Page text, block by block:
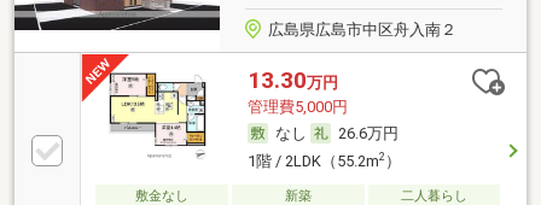
広島県広島市中区舟入南２
13.30万円
管理費5,000円
なし
26.6万円
1階 / 2LDK（55.2m2）
敷金なし 新築
二人暮らし